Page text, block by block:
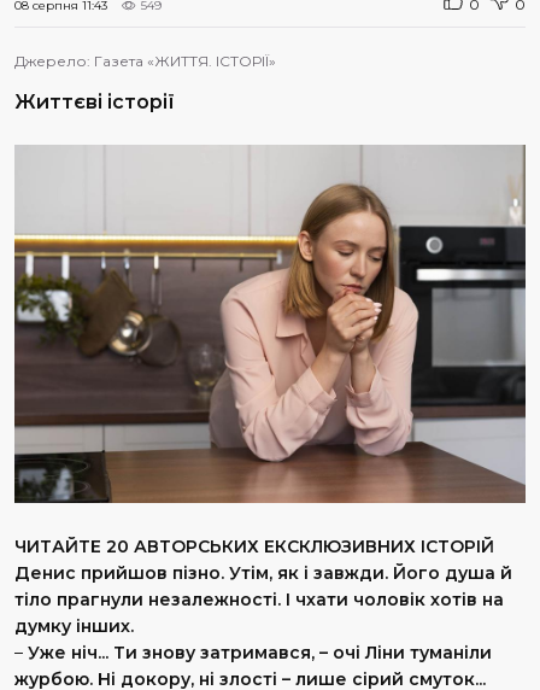
08 серпня 11:43
549 0 0
Джерело: Газета «ЖИТТЯ. ІСТОРІЇ»
Життєві історії
ЧИТАЙТЕ 20 АВТОРСЬКИХ ЕКСКЛЮЗИВНИХ ІСТОРІЙ
Денис прийшов пізно. Утім, як і завжди. Його душа й
тіло прагнули незалежності. І чхати чоловік хотів на
думку інших.
– Уже ніч... Ти знову затримався, – очі Ліни туманіли
журбою. Ні докору, ні злості – лише сірий смуток...